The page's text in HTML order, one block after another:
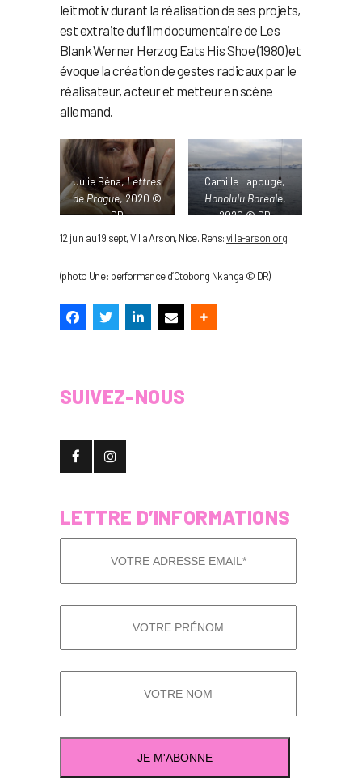
leitmotiv durant la réalisation de ses projets,
est extraite du film documentaire de Les
Blank Werner Herzog Eats His Shoe (1980) et
évoque la création de gestes radicaux par le
réalisateur, acteur et metteur en scène
allemand.
Julie Béna,Lettres
de Prague, 2020 ©
DR
Camille Lapouge,
Honolulu Boreale,
2020 © DR
12 juin au 19 sept, Villa Arson, Nice. Rens:villa-arson.org
(photo Une : performance d’Otobong Nkanga © DR)
SUIVEZ-NOUS
LETTRE D’INFORMATIONS